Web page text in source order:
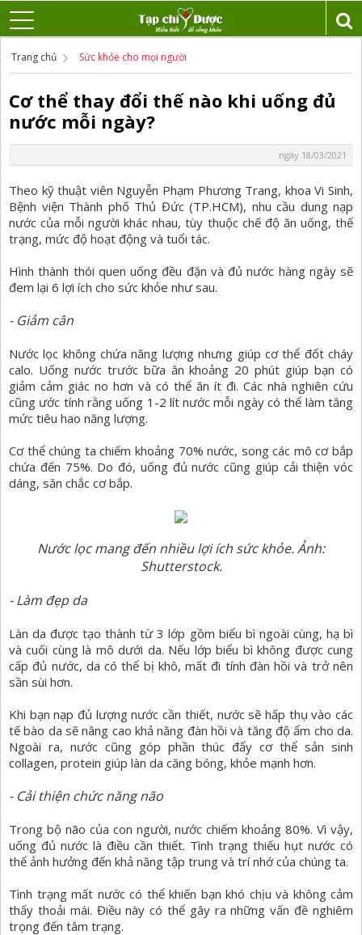
Trang chủ Sức khỏe cho mọi người
Cơ thể thay đổi thế nào khi uống đủ
nước mỗi ngày?
ngày 18/03/2021
Theo kỹ thuật viên Nguyễn Phạm Phương Trang, khoa Vi Sinh,
Bệnh viện Thành phố Thủ Đức (TP.HCM), nhu cầu dung nạp
nước của mỗi người khác nhau, tùy thuộc chế độ ăn uống, thể
trạng, mức độ hoạt động và tuổi tác.
Hình thành thói quen uống đều đặn và đủ nước hàng ngày sẽ
đem lại 6 lợi ích cho sức khỏe như sau.
- Giảm cân
Nước lọc không chứa năng lượng nhưng giúp cơ thể đốt cháy
calo. Uống nước trước bữa ăn khoảng 20 phút giúp bạn có
giảm cảm giác no hơn và có thể ăn ít đi. Các nhà nghiên cứu
cũng ước tính rằng uống 1-2 lít nước mỗi ngày có thể làm tăng
mức tiêu hao năng lượng.
Cơ thể chúng ta chiếm khoảng 70% nước, song các mô cơ bắp
chứa đến 75%. Do đó, uống đủ nước cũng giúp cải thiện vóc
dáng, săn chắc cơ bắp.
Nước lọc mang đến nhiều lợi ích sức khỏe. Ảnh:
Shutterstock.
- Làm đẹp da
Làn da được tạo thành từ 3 lớp gồm biểu bì ngoài cùng, hạ bì
và cuối cùng là mô dưới da. Nếu lớp biểu bì không được cung
cấp đủ nước, da có thể bị khô, mất đi tính đàn hồi và trở nên
sần sùi hơn.
Khi bạn nạp đủ lượng nước cần thiết, nước sẽ hấp thụ vào các
tế bào da sẽ nâng cao khả năng đàn hồi và tăng độ ẩm cho da.
Ngoài ra, nước cũng góp phần thúc đẩy cơ thể sản sinh
collagen, protein giúp làn da căng bóng, khỏe mạnh hơn.
- Cải thiện chức năng não
Trong bộ não của con người, nước chiếm khoảng 80%. Vì vậy,
uống đủ nước là điều cần thiết. Tình trạng thiếu hụt nước có
thể ảnh hưởng đến khả năng tập trung và trí nhớ của chúng ta.
Tình trạng mất nước có thể khiến bạn khó chịu và không cảm
thấy thoải mái. Điều này có thể gây ra những vấn đề nghiêm
trọng đến tâm trạng.